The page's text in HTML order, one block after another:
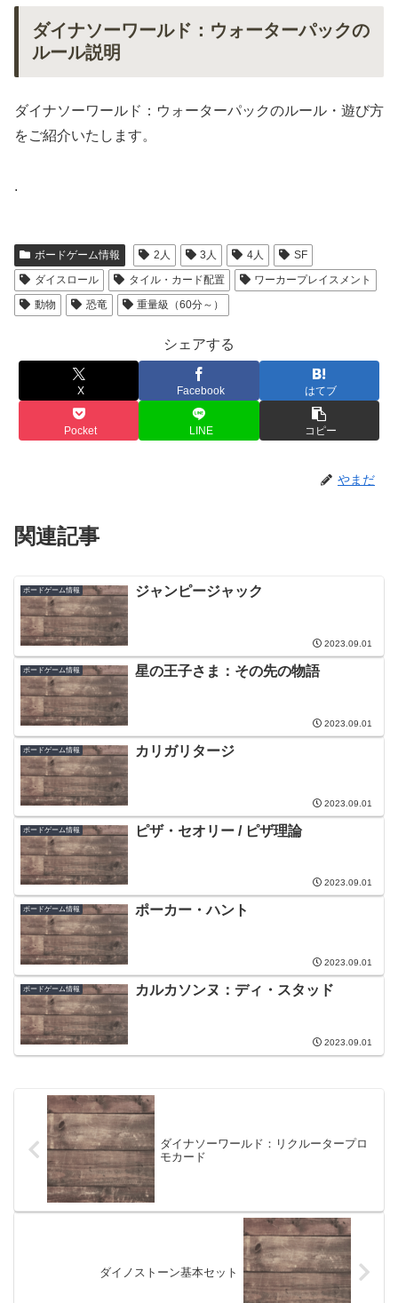
ダイナソーワールド：ウォーターパックの
ルール説明
ダイナソーワールド：ウォーターパックのルール・遊び方
をご紹介いたします。
.
ボードゲーム情報 2人 3人 4人
SF
ダイスロール
タイル・カード配置
ワーカープレイスメント
動物
恐竜 重量級（60分～）
シェアする
X Facebook はてブ
Pocket LINE コピー
やまだ
関連記事
ボードゲーム情報 ジャンピージャック
2023.09.01
ボードゲーム情報 星の王子さま：その先の物語
2023.09.01
ボードゲーム情報 カリガリタージ
2023.09.01
ボードゲーム情報 ピザ・セオリー / ピザ理論
2023.09.01
ボードゲーム情報 ポーカー・ハント
2023.09.01
ボードゲーム情報 カルカソンヌ：ディ・スタッド
2023.09.01
ダイナソーワールド：リクルータープロ
モカード
ダイノストーン基本セット